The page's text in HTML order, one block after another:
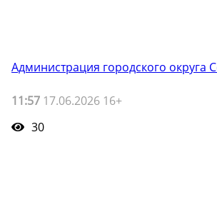
Администрация городского округа
11:57 17.06.2026 16+
30